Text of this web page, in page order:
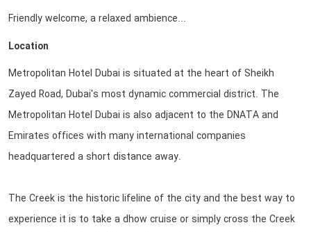
Friendly welcome, a relaxed ambience...
Location
Metropolitan Hotel Dubai is situated at the heart of Sheikh
Zayed Road, Dubai's most dynamic commercial district. The
Metropolitan Hotel Dubai is also adjacent to the DNATA and
Emirates offices with many international companies
headquartered a short distance away.
The Creek is the historic lifeline of the city and the best way to
experience it is to take a dhow cruise or simply cross the Creek